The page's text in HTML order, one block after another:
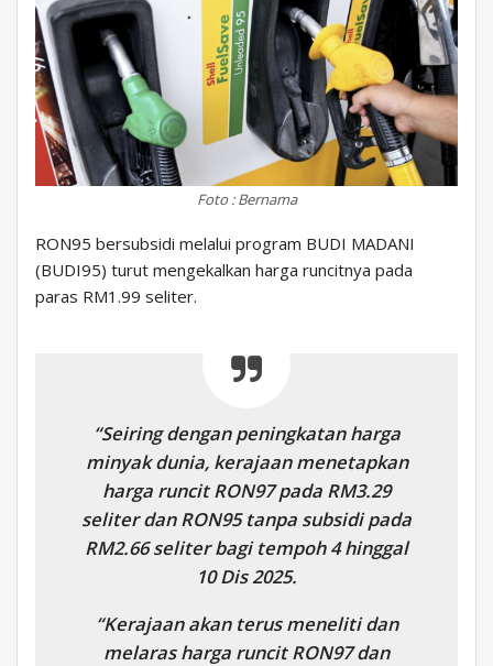
Foto : Bernama
RON95 bersubsidi melalui program BUDI MADANI
(BUDI95) turut mengekalkan harga runcitnya pada
paras RM1.99 seliter.
“Seiring dengan peningkatan harga
minyak dunia, kerajaan menetapkan
harga runcit RON97 pada RM3.29
seliter dan RON95 tanpa subsidi pada
RM2.66 seliter bagi tempoh 4 hinggal
10 Dis 2025.
“Kerajaan akan terus meneliti dan
melaras harga runcit RON97 dan